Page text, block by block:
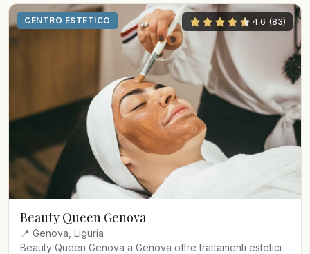
CENTRO ESTETICO 4.6 (83)
Beauty Queen Genova
📍 Genova, Liguria
Beauty Queen Genova a Genova offre trattamenti estetici